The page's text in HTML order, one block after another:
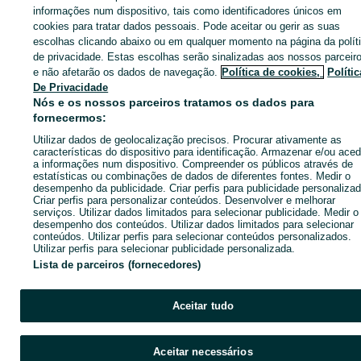
Entra na tua conta OLX ou cria uma nova para contactares
anunciante
Entrar ou criar conta
Ligar / SMS Enviar mensagem
informações num dispositivo, tais como identificadores únicos em
cookies para tratar dados pessoais. Pode aceitar ou gerir as suas
escolhas clicando abaixo ou em qualquer momento na página da
de privacidade. Estas escolhas serão sinalizadas aos nossos
e não afetarão os dados de navegação. Política de cookies,
De Privacidade
Nós e os nossos parceiros tratamos os dados para
fornecermos:
Utilizar dados de geolocalização precisos. Procurar ativamente as
características do dispositivo para identificação. Armazenar e/ou
a informações num dispositivo. Compreender os públicos através de
estatísticas ou combinações de dados de diferentes fontes. Medir o
desempenho da publicidade. Criar perfis para publicidade
Criar perfis para personalizar conteúdos. Desenvolver e melhorar
serviços. Utilizar dados limitados para selecionar publicidade. Medir o
desempenho dos conteúdos. Utilizar dados limitados para selecionar
conteúdos. Utilizar perfis para selecionar conteúdos personalizados.
Utilizar perfis para selecionar publicidade personalizada.
Lista de parceiros (fornecedores)
Aceitar tudo
Aceitar necessários